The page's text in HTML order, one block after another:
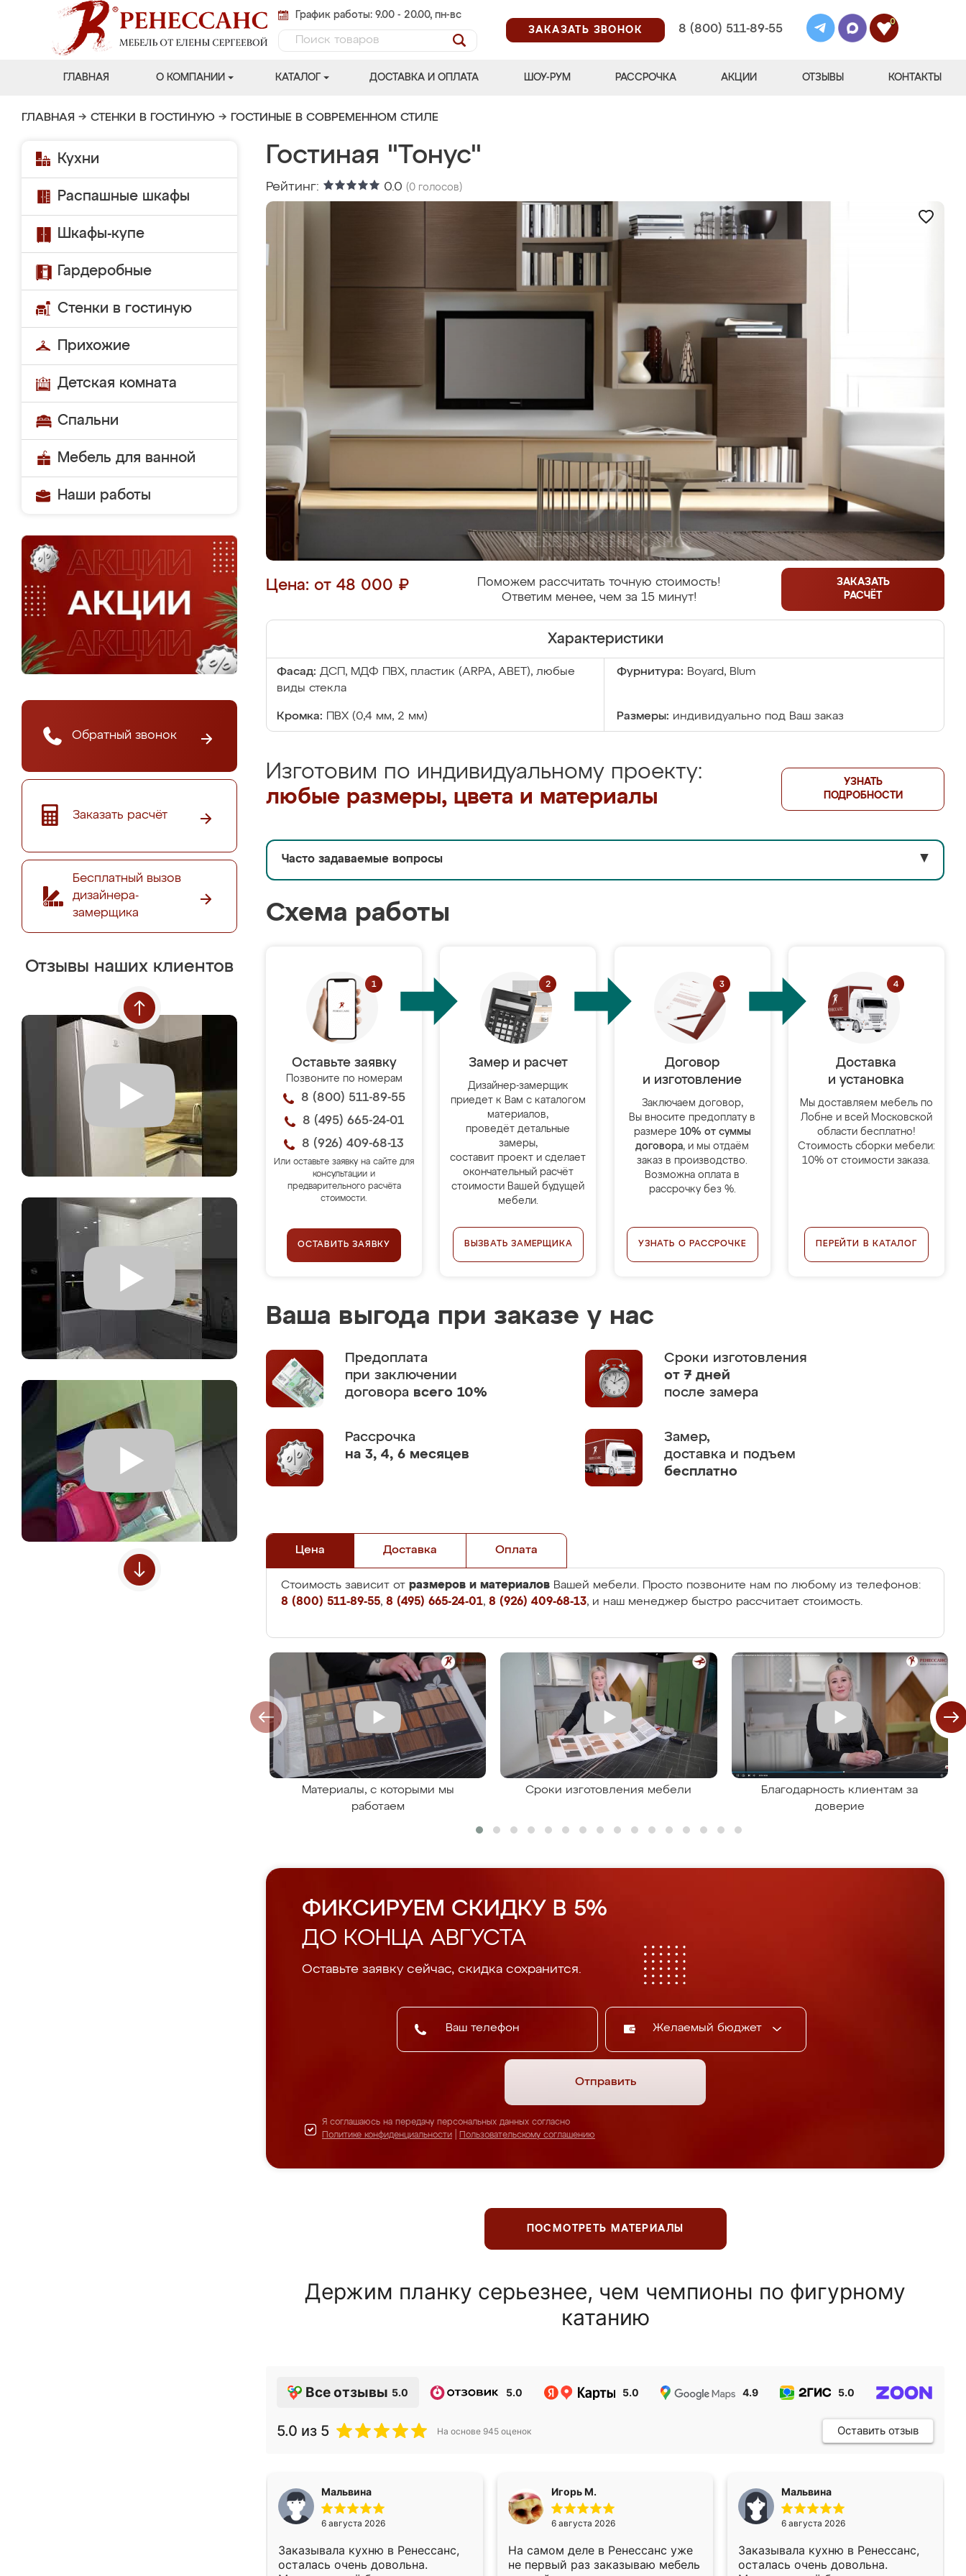
График работы: 9.00 - 20.00, пн-вс
ЗАКАЗАТЬ ЗВОНОК
8 (800) 511-89-55
0
ГЛАВНАЯ О КОМПАНИИ КАТАЛОГ ДОСТАВКА И ОПЛАТА ШОУ-РУМ РАССРОЧКА АКЦИИ ОТЗЫВЫ КОНТАКТЫ
ГЛАВНАЯ → СТЕНКИ В ГОСТИНУЮ → ГОСТИНЫЕ В СОВРЕМЕННОМ СТИЛЕ
Кухни
Распашные шкафы
Шкафы-купе
Гардеробные
Стенки в гостиную
Прихожие
Детская комната
Спальни
Мебель для ванной
Наши работы
Обратный звонок
Заказать расчёт
Бесплатный вызов
дизайнера-
замерщика
Отзывы наших клиентов
Гостиная "Тонус"
Рейтинг: 0.0 (0 голосов)
Цена: от 48 000 ₽
Поможем рассчитать точную стоимость!
Ответим менее, чем за 15 минут!
ЗАКАЗАТЬ
РАСЧЁТ
Характеристики
Фасад: ДСП, МДФ ПВХ, пластик (ARPA, ABET), любые
виды стекла
Фурнитура: Boyard, Blum
Кромка: ПВХ (0,4 мм, 2 мм) Размеры: индивидуально под Ваш заказ
Изготовим по индивидуальному проекту:
любые размеры, цвета и материалы
УЗНАТЬ
ПОДРОБНОСТИ
Часто задаваемые вопросы ▼
Схема работы
Оставьте заявку
Позвоните по номерам
8 (800) 511-89-55
8 (495) 665-24-01
8 (926) 409-68-13
Или оставьте заявку на сайте для
консультации и
предварительного расчёта
стоимости.
ОСТАВИТЬ ЗАЯВКУ
Замер и расчет
Дизайнер-замерщик
приедет к Вам с каталогом
материалов,
проведёт детальные
замеры,
составит проект и сделает
окончательный расчёт
стоимости Вашей будущей
мебели.
ВЫЗВАТЬ ЗАМЕРЩИКА
Договор
и изготовление
Заключаем договор,
Вы вносите предоплату в
размере 10% от суммы
договора, и мы отдаём
заказ в производство.
Возможна оплата в
рассрочку без %.
УЗНАТЬ О РАССРОЧКЕ
Доставка
и установка
Мы доставляем мебель по
Лобне и всей Московской
области бесплатно!
Стоимость сборки мебели:
10% от стоимости заказа.
ПЕРЕЙТИ В КАТАЛОГ
Ваша выгода при заказе у нас
Предоплата
при заключении
договора всего 10%
Сроки изготовления
от 7 дней
после замера
Рассрочка
на 3, 4, 6 месяцев
Замер,
доставка и подъем
бесплатно
Цена Доставка Оплата
Стоимость зависит от размеров и материалов Вашей мебели. Просто позвоните нам по любому из телефонов:
8 (800) 511-89-55, 8 (495) 665-24-01, 8 (926) 409-68-13, и наш менеджер быстро рассчитает стоимость.
Материалы, с которыми мы
работаем
Сроки изготовления мебели
Благодарность клиентам за
доверие
ФИКСИРУЕМ СКИДКУ В 5%
ДО КОНЦА АВГУСТА
Оставьте заявку сейчас, скидка сохранится.
Желаемый бюджет
Отправить
Я соглашаюсь на передачу персональных данных согласно
Политике конфиденциальности
Пользовательскому соглашению
ПОСМОТРЕТЬ МАТЕРИАЛЫ
Держим планку серьезнее, чем чемпионы по фигурному
катанию
Все отзывы 5.0 5.0 5.0 4.9 5.0
5.0 из 5 На основе 945 оценок Оставить отзыв
Мальвина
6 августа 2026
Заказывала кухню в Ренессанс,
осталась очень довольна.
Игорь М.
6 августа 2026
На самом деле в Ренессанс уже
не первый раз заказываю мебель
Мальвина
6 августа 2026
Заказывала кухню в Ренессанс,
осталась очень довольна.